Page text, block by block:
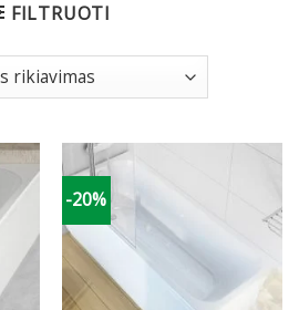
FILTRUOTI
-20%